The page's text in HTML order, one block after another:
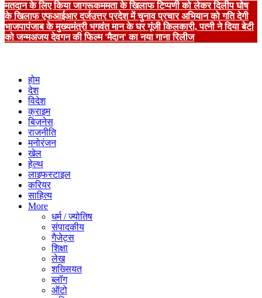
मतदान के लिए किया जागरूकममता के खिलाफ टिप्पणी को लेकर दिलीप घोष
के खिलाफ एफआईआर दर्जउत्तर प्रदेश में चुनाव प्रचार अभियान को गति देगी
भाजपापंजाब के मुख्यमंत्री भगवंत मान के घर गूंजी किलकारी, पत्नी ने दिया बेटी
को जन्मअजय देवगन की फिल्म 'मैदान' का नया गाना रिलीज
होम
देश
विदेश
क्राइम
बिज़नेस
राजनीति
मनोरंजन
खेल
हेल्थ
लाइफस्टाइल
करियर
साहित्य
More
धर्म / ज्योतिष
संपादकीय
गैजेट्स
शिक्षा
लेख
शख्सियत
ब्लॉग
ऑटो